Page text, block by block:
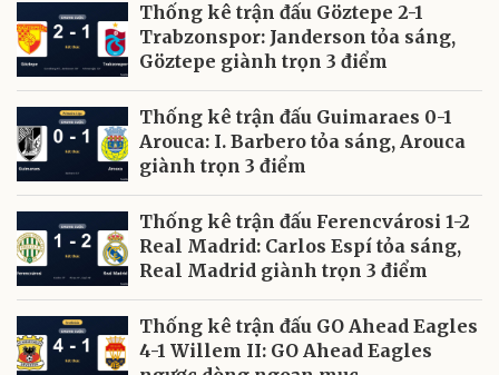
Thống kê trận đấu Göztepe 2-1
Trabzonspor: Janderson tỏa sáng,
Göztepe giành trọn 3 điểm
Thống kê trận đấu Guimaraes 0-1
Arouca: I. Barbero tỏa sáng, Arouca
giành trọn 3 điểm
Thống kê trận đấu Ferencvárosi 1-2
Real Madrid: Carlos Espí tỏa sáng,
Real Madrid giành trọn 3 điểm
Thống kê trận đấu GO Ahead Eagles
4-1 Willem II: GO Ahead Eagles